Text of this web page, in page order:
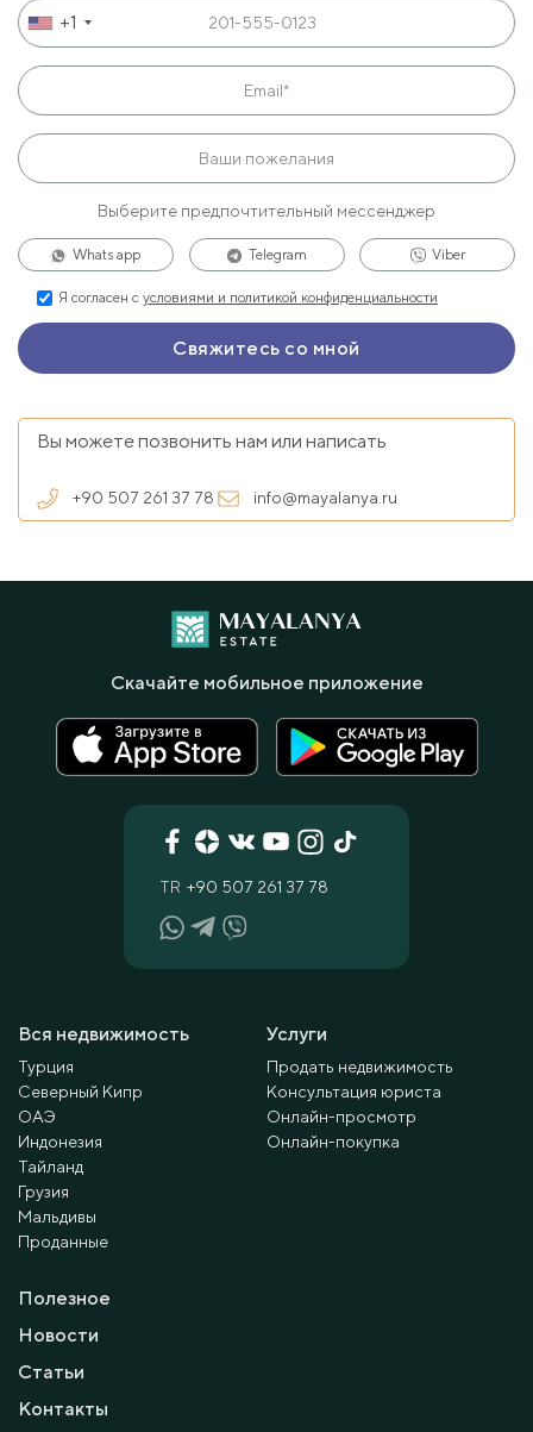
+1
Выберите предпочтительный мессенджер
Whats app Telegram Viber
Я согласен с условиями и политикой конфиденциальности
Вы можете позвонить нам или написать
+90 507 261 37 78 info@mayalanya.ru
Вся недвижимость
Турция
Северный Кипр
ОАЭ
Индонезия
Тайланд
Грузия
Мальдивы
Проданные
Услуги
Продать недвижимость
Консультация юриста
Онлайн-просмотр
Онлайн-покупка
Полезное
Новости
Статьи
Контакты
TR +90 507 261 37 78
Скачайте мобильное приложение